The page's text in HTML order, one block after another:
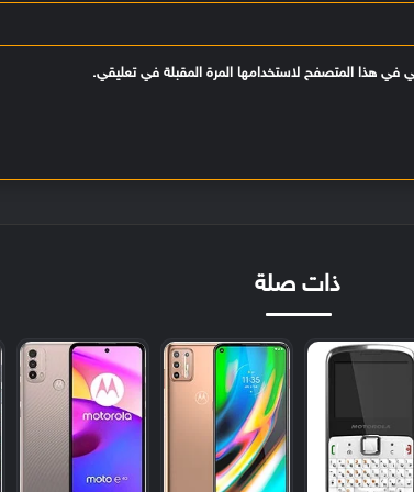
في هذا المتصفح لاستخدامها المرة المقبلة في تعليقي.
ذات صلة